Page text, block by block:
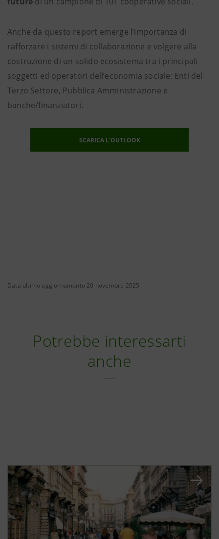
Anche da questo report emerge l’importanza di
rafforzare i sistemi di collaborazione e volgere alla
costruzione di un solido ecosistema tra i principali
soggetti ed operatori dell’economia sociale: Enti del
Terzo Settore, Pubblica Amministrazione e
banche/finanziatori.
SCARICA L'OUTLOOK
Data ultimo aggiornamento 20 novembre 2025
Potrebbe interessarti
anche